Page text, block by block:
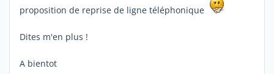
proposition de reprise de ligne téléphonique
Dites m'en plus !
A bientot